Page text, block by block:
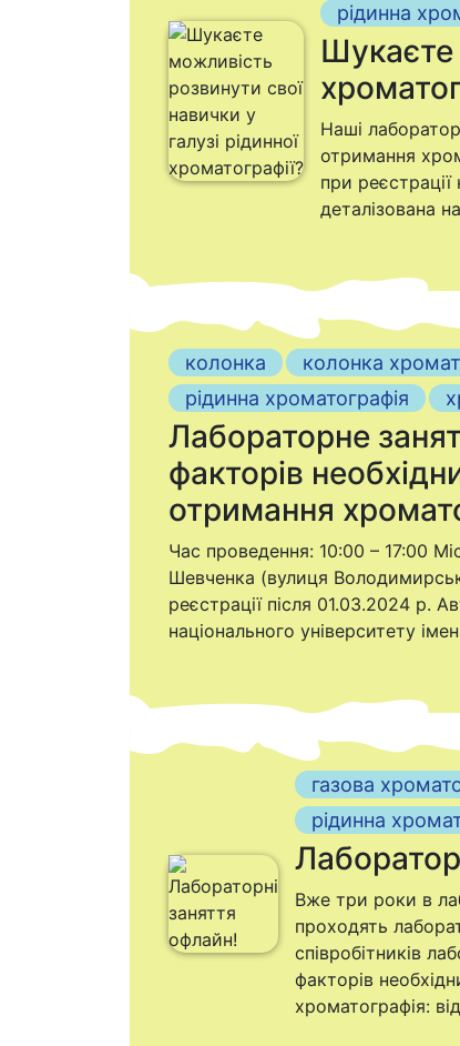
рідинна
Шукаєте
Наші
отримання
при
деталізована
колонка колонка
рідинна хроматографія
Лабораторне
факторів
отримання
Час проведення: 10:00 – 17:00
Шевченка (вулиця
реєстрації після 01.03.2024 р.
національного університету
газова
рідинна
Вже три роки в
проходять
співробітників
факторів
хроматографія: